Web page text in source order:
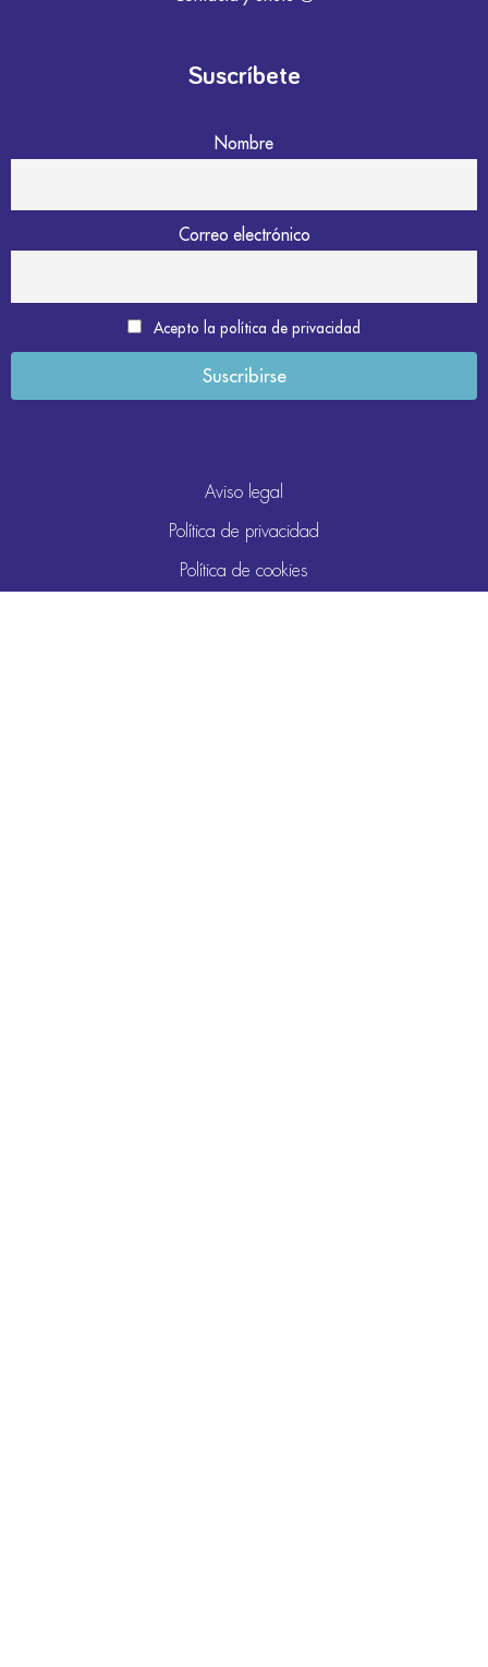
Suscríbete
Nombre
Correo electrónico
Acepto la política de privacidad
Aviso legal
Política de privacidad
Política de cookies